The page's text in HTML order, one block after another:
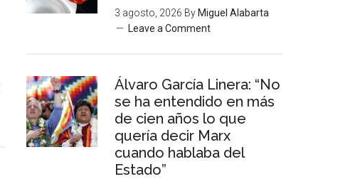
3 agosto, 2026 By Miguel Alabarta
Leave a Comment
Álvaro García Linera: “No
se ha entendido en más
de cien años lo que
quería decir Marx
cuando hablaba del
Estado”